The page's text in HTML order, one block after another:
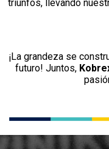
triunfos, llevando
¡La grandeza se
futuro! Juntos,